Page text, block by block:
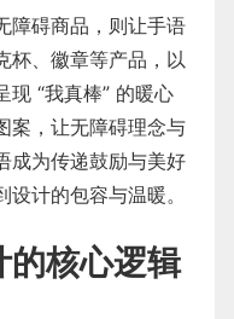
障碍商品，则让手语
杯、徽章等产品，以
现 “我真棒” 的暖心
案，让无障碍理念与
成为传递鼓励与美好
计的包容与温暖。
的核心逻辑